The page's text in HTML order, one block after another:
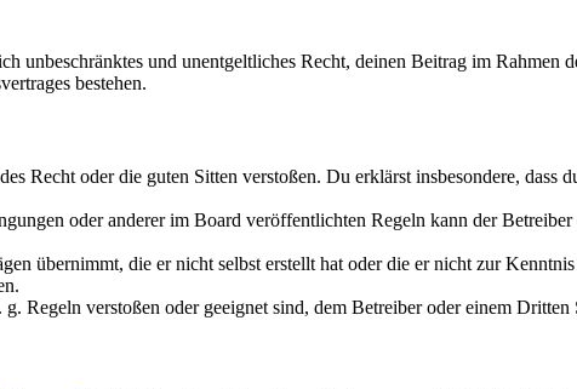
unbeschränktes und unentgeltliches Recht, deinen Beitrag im Rahmen
bestehen.
Recht oder die guten Sitten verstoßen. Du erklärst insbesondere, dass
oder anderer im Board veröffentlichten Regeln kann der
übernimmt, die er nicht selbst erstellt hat oder die er nicht zur
Regeln verstoßen oder geeignet sind, dem Betreiber oder einem Dritten